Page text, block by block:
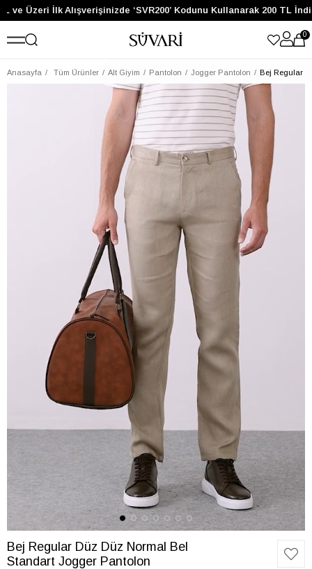
ve Üzeri İlk Alışverişinizde ‘SVR200’ Kodunu Kullanarak 200 TL
0
Anasayfa Tüm Ürünler Alt Giyim Pantolon Jogger Pantolon Bej Regular
Bej Regular Düz Düz Normal Bel
Standart Jogger Pantolon